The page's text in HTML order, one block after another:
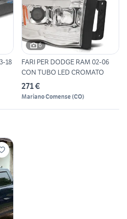
18
6
FARI PER DODGE RAM 02-06
CON TUBO LED CROMATO
271 €
Mariano Comense(CO)